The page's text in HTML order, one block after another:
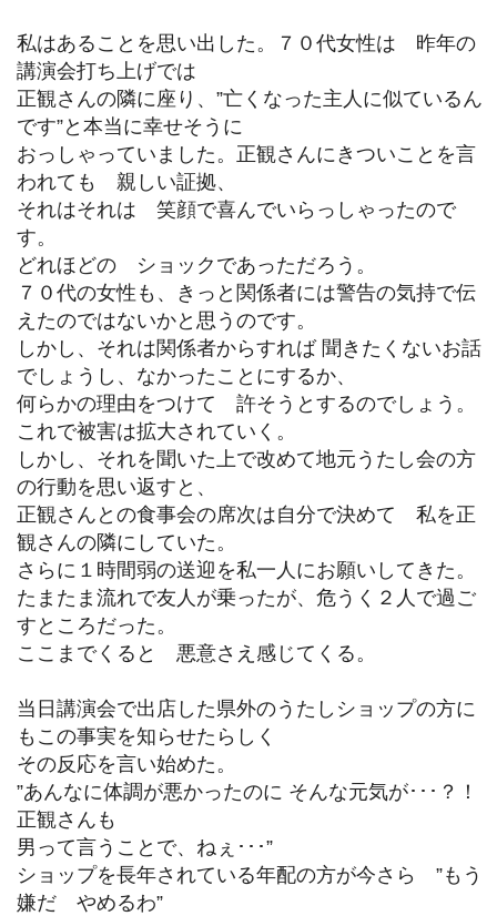
私はあることを思い出した。７０代女性は 昨年の
講演会打ち上げでは
正観さんの隣に座り、”亡くなった主人に似ているん
です”と本当に幸せそうに
おっしゃっていました。正観さんにきついことを言
われても 親しい証拠、
それはそれは 笑顔で喜んでいらっしゃったので
す。
どれほどの ショックであっただろう。
７０代の女性も、きっと関係者には警告の気持で伝
えたのではないかと思うのです。
しかし、それは関係者からすれば 聞きたくないお話
でしょうし、なかったことにするか、
何らかの理由をつけて 許そうとするのでしょう。
これで被害は拡大されていく。
しかし、それを聞いた上で改めて地元うたし会の方
の行動を思い返すと、
正観さんとの食事会の席次は自分で決めて 私を正
観さんの隣にしていた。
さらに１時間弱の送迎を私一人にお願いしてきた。
たまたま流れで友人が乗ったが、危うく２人で過ご
すところだった。
ここまでくると 悪意さえ感じてくる。
当日講演会で出店した県外のうたしショップの方に
もこの事実を知らせたらしく
その反応を言い始めた。
”あんなに体調が悪かったのに そんな元気が･･･？！
正観さんも
男って言うことで、ねぇ･･･”
ショップを長年されている年配の方が今さら ”もう
嫌だ やめるわ”